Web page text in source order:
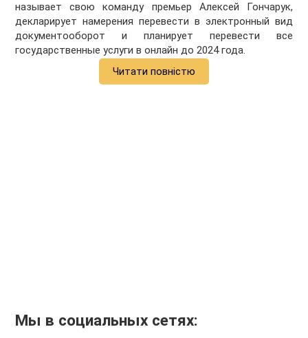
называет свою команду премьер Алексей Гончарук,
декларирует намерения перевести в электронный вид
документооборот и планирует перевести все
государственные услуги в онлайн до 2024 года.
Читати повністю
Мы в социальных сетях: